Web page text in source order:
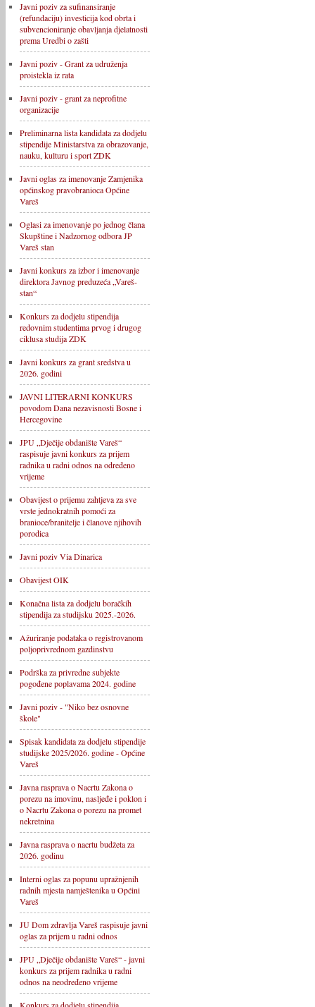
Javni poziv za sufinansiranje
(refundaciju) investicija kod obrta i
subvencioniranje obavljanja djelatnosti
prema Uredbi o zašti
Javni poziv - Grant za udruženja
proistekla iz rata
Javni poziv - grant za neprofitne
organizacije
Preliminarna lista kandidata za dodjelu
stipendije Ministarstva za obrazovanje,
nauku, kulturu i sport ZDK
Javni oglas za imenovanje Zamjenika
općinskog pravobranioca Općine
Vareš
Oglasi za imenovanje po jednog člana
Skupštine i Nadzornog odbora JP
Vareš stan
Javni konkurs za izbor i imenovanje
direktora Javnog preduzeća „Vareš-
stan“
Konkurs za dodjelu stipendija
redovnim studentima prvog i drugog
ciklusa studija ZDK
Javni konkurs za grant sredstva u
2026. godini
JAVNI LITERARNI KONKURS
povodom Dana nezavisnosti Bosne i
Hercegovine
JPU „Dječije obdanište Vareš“
raspisuje javni konkurs za prijem
radnika u radni odnos na određeno
vrijeme
Obavijest o prijemu zahtjeva za sve
vrste jednokratnih pomoći za
branioce/branitelje i članove njihovih
porodica
Javni poziv Via Dinarica
Obavijest OIK
Konačna lista za dodjelu boračkih
stipendija za studijsku 2025.-2026.
Ažuriranje podataka o registrovanom
poljoprivrednom gazdinstvu
Podrška za privredne subjekte
pogođene poplavama 2024. godine
Javni poziv - "Niko bez osnovne
škole"
Spisak kandidata za dodjelu stipendije
studijske 2025/2026. godine - Općine
Vareš
Javna rasprava o Nacrtu Zakona o
porezu na imovinu, nasljeđe i poklon i
o Nacrtu Zakona o porezu na promet
nekretnina
Javna rasprava o nacrtu budžeta za
2026. godinu
Interni oglas za popunu upražnjenih
radnih mjesta namještenika u Općini
Vareš
JU Dom zdravlja Vareš raspisuje javni
oglas za prijem u radni odnos
JPU „Dječije obdanište Vareš“ - javni
konkurs za prijem radnika u radni
odnos na neodređeno vrijeme